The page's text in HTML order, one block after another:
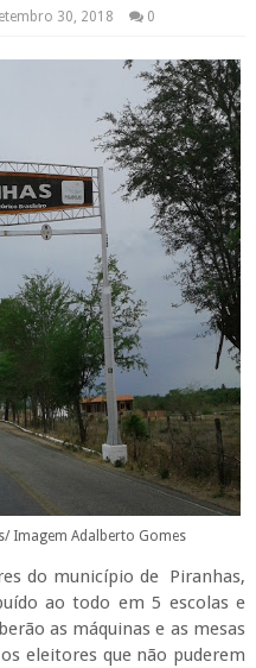
30, 2018 0
Imagem Adalberto Gomes
do município de Piranhas,
ao todo em 5 escolas e
as máquinas e as mesas
eleitores que não puderem